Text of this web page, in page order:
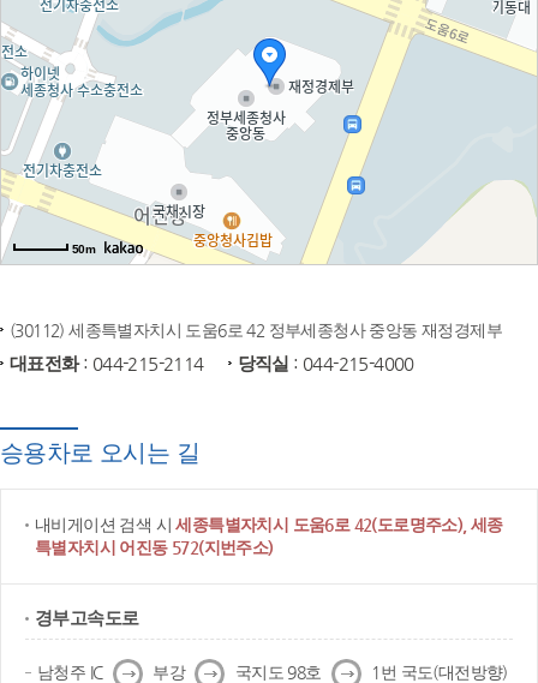
50m
(30112) 세종특별자치시 도움6로 42 정부세종청사 중앙동 재정경제부
대표전화: 044-215-2114 당직실 : 044-215-4000
승용차로 오시는 길
내비게이션 검색 시세종특별자치시 도움6로 42(도로명주소), 세종
특별자치시 어진동 572(지번주소)
경부고속도로
남청주 IC 다
부강 다
국지도 98호 다
1번 국도(대전방향)